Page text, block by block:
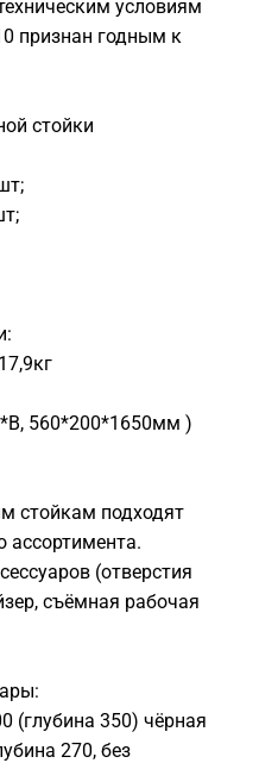
условиям
признан годным к
стойки
560*200*1650мм )
стойкам подходят
ассортимента.
(отверстия
съёмная рабочая
350) чёрная
270, без